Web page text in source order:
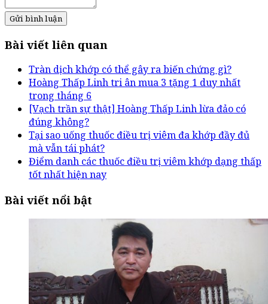
Gửi bình luận
Bài viết liên quan
Tràn dịch khớp có thể gây ra biến chứng gì?
Hoàng Thấp Linh tri ân mua 3 tặng 1 duy nhất
trong tháng 6
[Vạch trần sự thật] Hoàng Thấp Linh lừa đảo có
đúng không?
Tại sao uống thuốc điều trị viêm đa khớp đầy đủ
mà vẫn tái phát?
Điểm danh các thuốc điều trị viêm khớp dạng thấp
tốt nhất hiện nay
Bài viết nổi bật